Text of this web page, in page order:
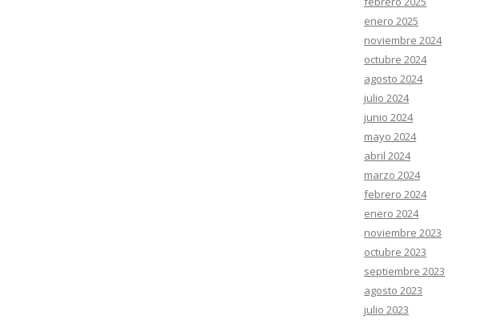
enero 2025
noviembre 2024
octubre 2024
agosto 2024
julio 2024
junio 2024
mayo 2024
abril 2024
marzo 2024
febrero 2024
enero 2024
noviembre 2023
octubre 2023
septiembre 2023
agosto 2023
julio 2023